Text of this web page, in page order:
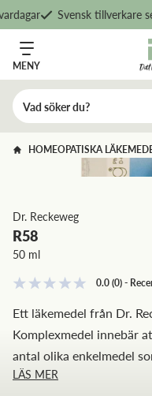
Svensk tillverkare
MENY
HOMEOPATISKA
Dr. Reckeweg
R58
50 ml
0.0(0)-
Ett läkemedel från Dr.
Komplexmedel innebär
antal olika enkelmedel
indikationsområde.
LÄS MER